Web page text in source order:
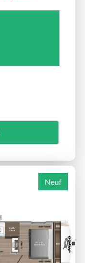
Neuf